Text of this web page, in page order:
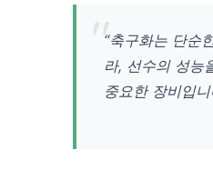
“축구화는 단순
라, 선수의 성능
중요한 장비입니